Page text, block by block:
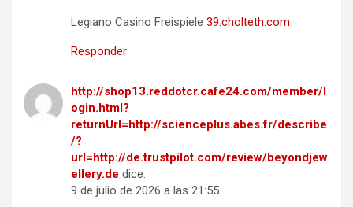
Legiano Casino Freispiele 39.cholteth.com
Responder
http://shop13.reddotcr.cafe24.com/member/l
ogin.html?
returnUrl=http://scienceplus.abes.fr/describe
/?
url=http://de.trustpilot.com/review/beyondjew
ellery.de dice:
9 de julio de 2026 a las 21:55